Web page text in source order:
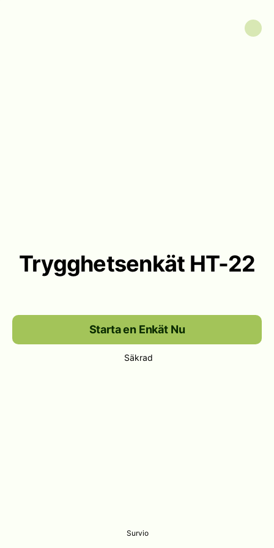
Trygghetsenkät HT-22
Starta en Enkät Nu
Säkrad
Survio